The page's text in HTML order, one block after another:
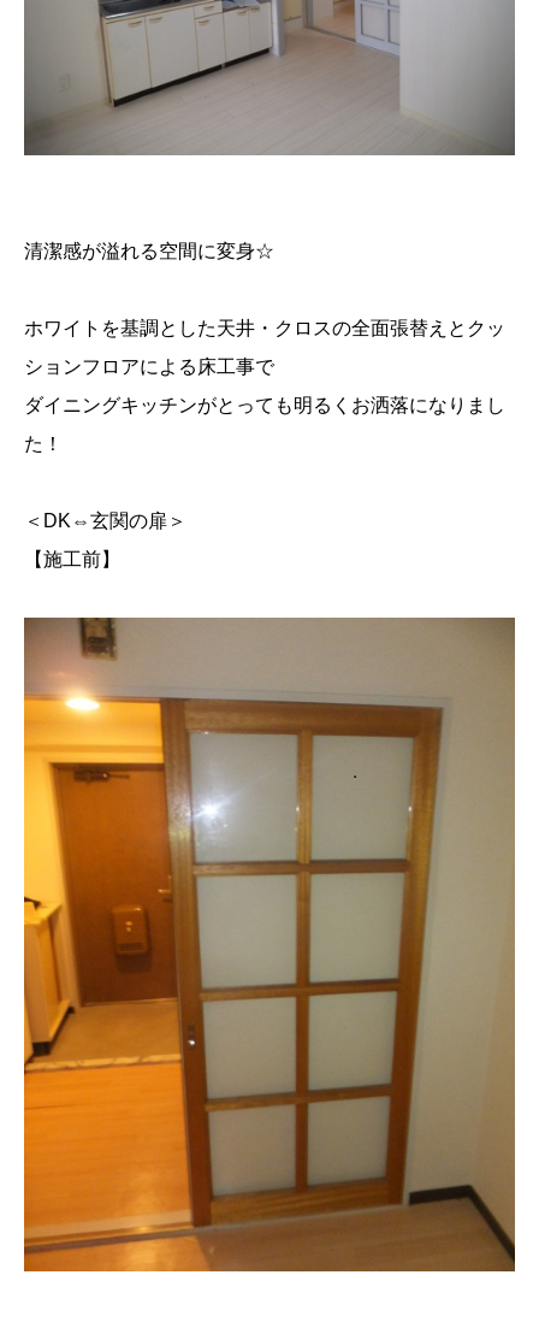
清潔感が溢れる空間に変身☆
ホワイトを基調とした天井・クロスの全面張替えとクッ
ションフロアによる床工事で
ダイニングキッチンがとっても明るくお洒落になりまし
た！
＜DK⇔玄関の扉＞
【施工前】